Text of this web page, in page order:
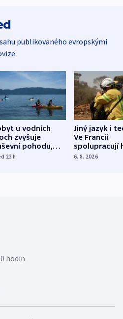
publikovaného evropskými
u vodních
zvyšuje
pohodu,
23h
Jiný jazyk i
Ve Francii
spolupracují
různých zemí
6. 8. 2026
hodin